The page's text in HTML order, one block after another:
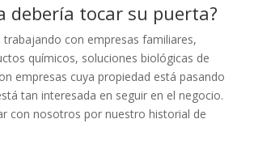
debería tocar su puerta?
con empresas familiares,
químicos, soluciones biológicas de
empresas cuya propiedad está pasando
tan interesada en seguir en el negocio.
con nosotros por nuestro historial de